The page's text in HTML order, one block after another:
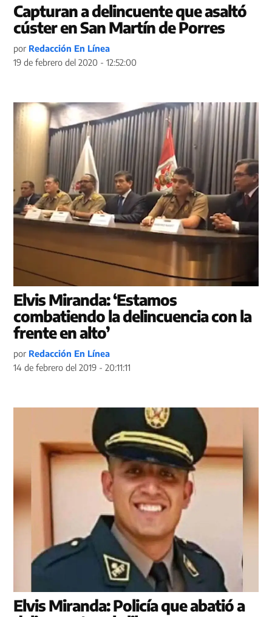
Capturan a delincuente que asaltó
cúster en San Martín de Porres
por Redacción En Línea
19 de febrero del 2020 - 12:52:00
Elvis Miranda: ‘Estamos
combatiendo la delincuencia con la
frente en alto’
por Redacción En Línea
14 de febrero del 2019 - 20:11:11
Elvis Miranda: Policía que abatió a